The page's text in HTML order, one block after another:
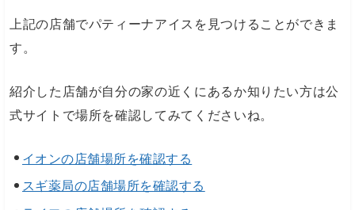
上記の店舗でパティーナアイスを見つけることができま
す。
紹介した店舗が自分の家の近くにあるか知りたい方は公
式サイトで場所を確認してみてくださいね。
イオンの店舗場所を確認する
スギ薬局の店舗場所を確認する